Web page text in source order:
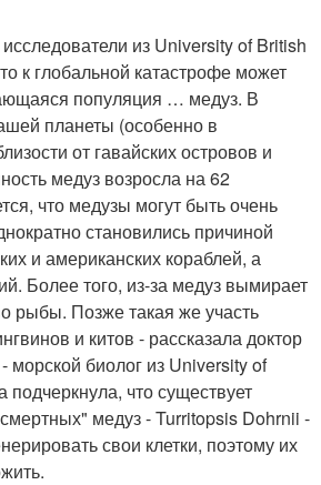
из University of British
к глобальной катастрофе может
популяция … медуз. В
планеты (особенно в
от гавайских островов и
медуз возросла на 62
что медузы могут быть очень
становились причиной
и американских кораблей, а
Более того, из-за медуз вымирает
рыбы. Позже такая же участь
и китов - рассказала доктор
биолог из University of
что существует
медуз - Turritopsis Dohrnii -
свои клетки, поэтому их